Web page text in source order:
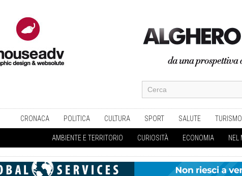
CRONACA POLITICA CULTURA SPORT SALUTE TURISMO
AMBIENTE E TERRITORIO CURIOSITÀ ECONOMIA NEL